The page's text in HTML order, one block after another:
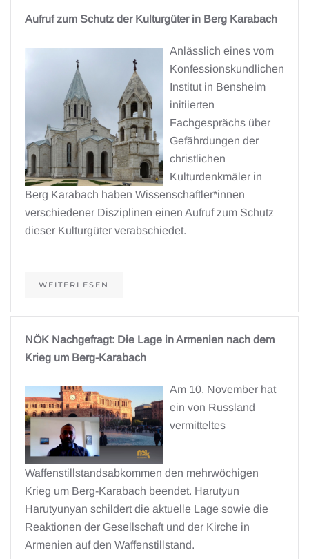
Aufruf zum Schutz der Kulturgüter in Berg Karabach
Anlässlich eines vom
Konfessionskundlichen
Institut in Bensheim
initiierten
Fachgesprächs über
Gefährdungen der
christlichen
Kulturdenkmäler in
Berg Karabach haben Wissenschaftler*innen
verschiedener Disziplinen einen Aufruf zum Schutz
dieser Kulturgüter verabschiedet.
WEITERLESEN
NÖK Nachgefragt: Die Lage in Armenien nach dem
Krieg um Berg-Karabach
Am 10. November hat
ein von Russland
vermitteltes
Waffenstillstandsabkommen den mehrwöchigen
Krieg um Berg-Karabach beendet. Harutyun
Harutyunyan schildert die aktuelle Lage sowie die
Reaktionen der Gesellschaft und der Kirche in
Armenien auf den Waffenstillstand.